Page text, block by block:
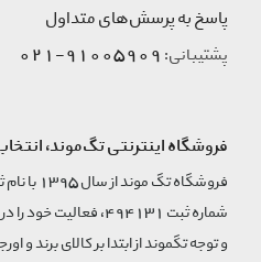
پاسخ به پرسش‌های متداول
پشتیبانی:91005909-021
فروشگاه اینترنتی تگ‌موند،
فروشگاه تگ
شماره ثبت 494131،
و توجه تگموند از ابتدا بر کالای برند و